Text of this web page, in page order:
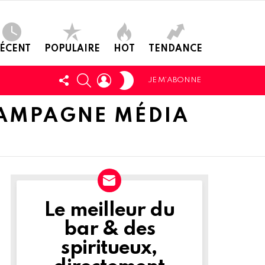
POPULAIRE HOT TENDANCE
SUIVEZ-
NOUS
CHERCHER
LOGIN
JE M’ABONNE
MÉDIA
NEWSLETTER
Le meilleur du
bar & des
spiritueux,